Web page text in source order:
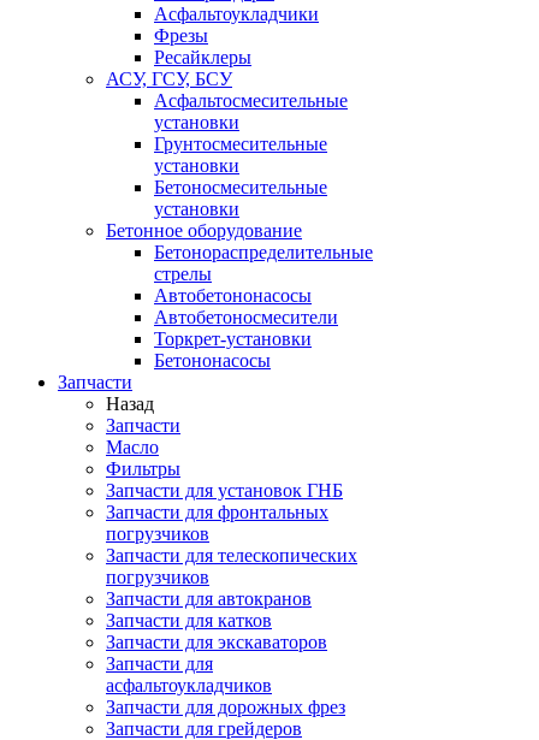
Асфальтоукладчики
Фрезы
Ресайклеры
АСУ, ГСУ, БСУ
Асфальтосмесительные
установки
Грунтосмесительные
установки
Бетоносмесительные
установки
Бетонное оборудование
Бетонораспределительные
стрелы
Автобетононасосы
Автобетоносмесители
Торкрет-установки
Бетононасосы
Запчасти
Назад
Запчасти
Масло
Фильтры
Запчасти для установок ГНБ
Запчасти для фронтальных
погрузчиков
Запчасти для телескопических
погрузчиков
Запчасти для автокранов
Запчасти для катков
Запчасти для экскаваторов
Запчасти для
асфальтоукладчиков
Запчасти для дорожных фрез
Запчасти для грейдеров